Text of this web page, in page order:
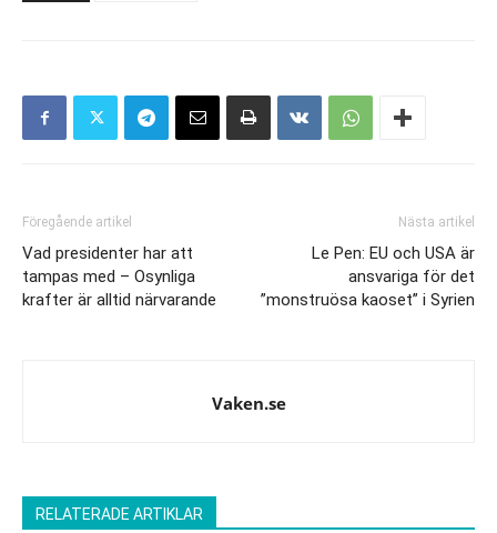
Föregående artikel
Vad presidenter har att
tampas med – Osynliga
krafter är alltid närvarande
Nästa artikel
Le Pen: EU och USA är
ansvariga för det
”monstruösa kaoset” i Syrien
Vaken.se
RELATERADE ARTIKLAR